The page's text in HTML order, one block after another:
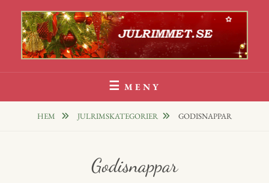
innehåll
Julrim Och Julklappsrim
MENY
HEM JULRIMSKATEGORIER GODISNAPPAR
Godisnappar